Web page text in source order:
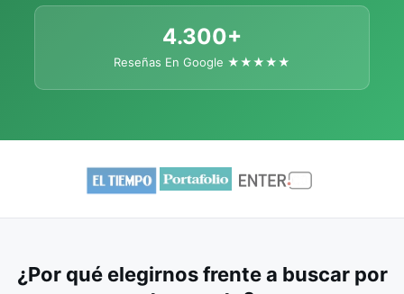
4.300+
Reseñas En Google ★★★★★
¿Por qué elegirnos frente a buscar por